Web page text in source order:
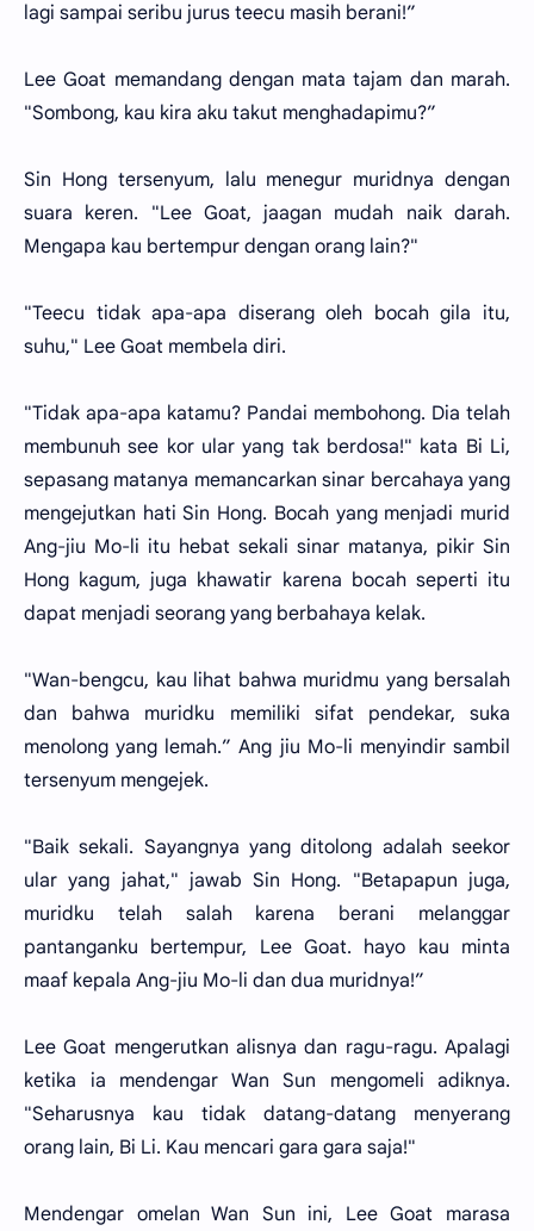
lagi sampai seribu jurus teecu masih berani!”
Lee Goat memandang dengan mata tajam dan marah.
"Sombong, kau kira aku takut menghadapimu?”
Sin Hong tersenyum, lalu menegur muridnya dengan
suara keren. "Lee Goat, jaagan mudah naik darah.
Mengapa kau bertempur dengan orang lain?"
"Teecu tidak apa-apa diserang oleh bocah gila itu,
suhu," Lee Goat membela diri.
"Tidak apa-apa katamu? Pandai membohong. Dia telah
membunuh see kor ular yang tak berdosa!" kata Bi Li,
sepasang matanya memancarkan sinar bercahaya yang
mengejutkan hati Sin Hong. Bocah yang menjadi murid
Ang-jiu Mo-li itu hebat sekali sinar matanya, pikir Sin
Hong kagum, juga khawatir karena bocah seperti itu
dapat menjadi seorang yang berbahaya kelak.
"Wan-bengcu, kau lihat bahwa muridmu yang bersalah
dan bahwa muridku memiliki sifat pendekar, suka
menolong yang lemah.” Ang jiu Mo-li menyindir sambil
tersenyum mengejek.
"Baik sekali. Sayangnya yang ditolong adalah seekor
ular yang jahat," jawab Sin Hong. "Betapapun juga,
muridku telah salah karena berani melanggar
pantanganku bertempur, Lee Goat. hayo kau minta
maaf kepala Ang-jiu Mo-li dan dua muridnya!”
Lee Goat mengerutkan alisnya dan ragu-ragu. Apalagi
ketika ia mendengar Wan Sun mengomeli adiknya.
"Seharusnya kau tidak datang-datang menyerang
orang lain, Bi Li. Kau mencari gara gara saja!"
Mendengar omelan Wan Sun ini, Lee Goat marasa